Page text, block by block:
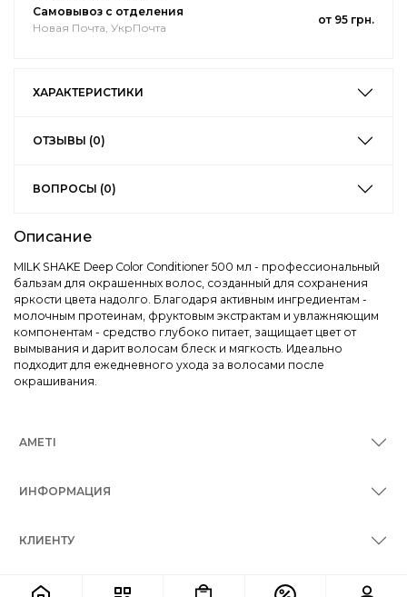
Самовывоз с отделения
Новая Почта, УкрПочта
от 95 грн.
ХАРАКТЕРИСТИКИ
ОТЗЫВЫ (0)
ВОПРОСЫ (0)
Описание
MILK SHAKE Deep Color Conditioner 500 мл - профессиональный
бальзам для окрашенных волос, созданный для сохранения
яркости цвета надолго. Благодаря активным ингредиентам -
молочным протеинам, фруктовым экстрактам и увлажняющим
компонентам - средство глубоко питает, защищает цвет от
вымывания и дарит волосам блеск и мягкость. Идеально
подходит для ежедневного ухода за волосами после
окрашивания.
AMETI
ИНФОРМАЦИЯ
КЛИЕНТУ
КОНТАКТЫ